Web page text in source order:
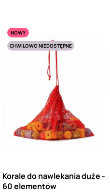
NOWY
CHWILOWO NIEDOSTĘPNE
Korale do nawlekania duże -
60 elementów